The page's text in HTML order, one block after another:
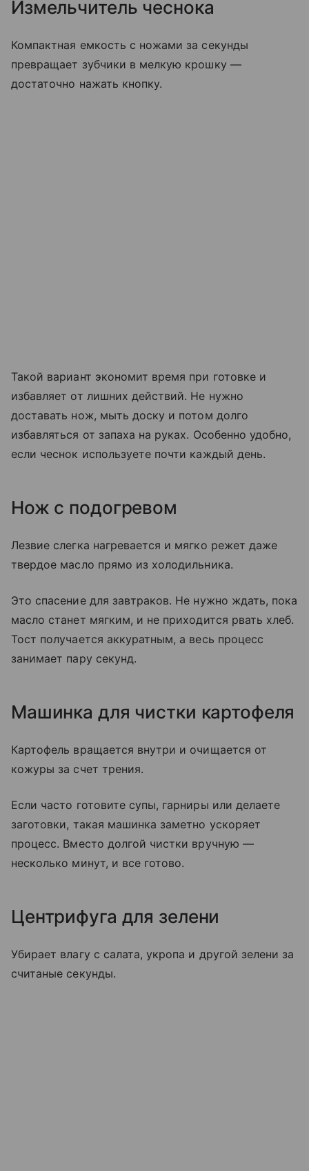
Измельчитель чеснока
Компактная емкость с ножами за секунды
превращает зубчики в мелкую крошку —
достаточно нажать кнопку.
Такой вариант экономит время при готовке и
избавляет от лишних действий. Не нужно
доставать нож, мыть доску и потом долго
избавляться от запаха на руках. Особенно удобно,
если чеснок используете почти каждый день.
Нож с подогревом
Лезвие слегка нагревается и мягко режет даже
твердое масло прямо из холодильника.
Это спасение для завтраков. Не нужно ждать, пока
масло станет мягким, и не приходится рвать хлеб.
Тост получается аккуратным, а весь процесс
занимает пару секунд.
Машинка для чистки картофеля
Картофель вращается внутри и очищается от
кожуры за счет трения.
Если часто готовите супы, гарниры или делаете
заготовки, такая машинка заметно ускоряет
процесс. Вместо долгой чистки вручную —
несколько минут, и все готово.
Центрифуга для зелени
Убирает влагу с салата, укропа и другой зелени за
считаные секунды.